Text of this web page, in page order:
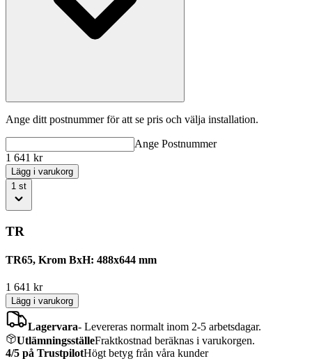
Ange ditt postnummer för att se pris och välja installation.
Ange Postnummer
1 641 kr
Lägg i varukorg
1 st
TR
TR65, Krom BxH: 488x644 mm
1 641 kr
Lägg i varukorg
Lagervara- Levereras normalt inom 2-5 arbetsdagar.
UtlämningsställeFraktkostnad beräknas i varukorgen.
4/5 på TrustpilotHögt betyg från våra kunder